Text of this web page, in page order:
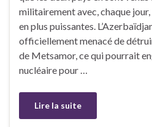
militairement avec, chaque jour,
en plus puissantes.
officiellement menacé de
de Metsamor, ce qui pourrait
nucléaire pour …
Lire la suite